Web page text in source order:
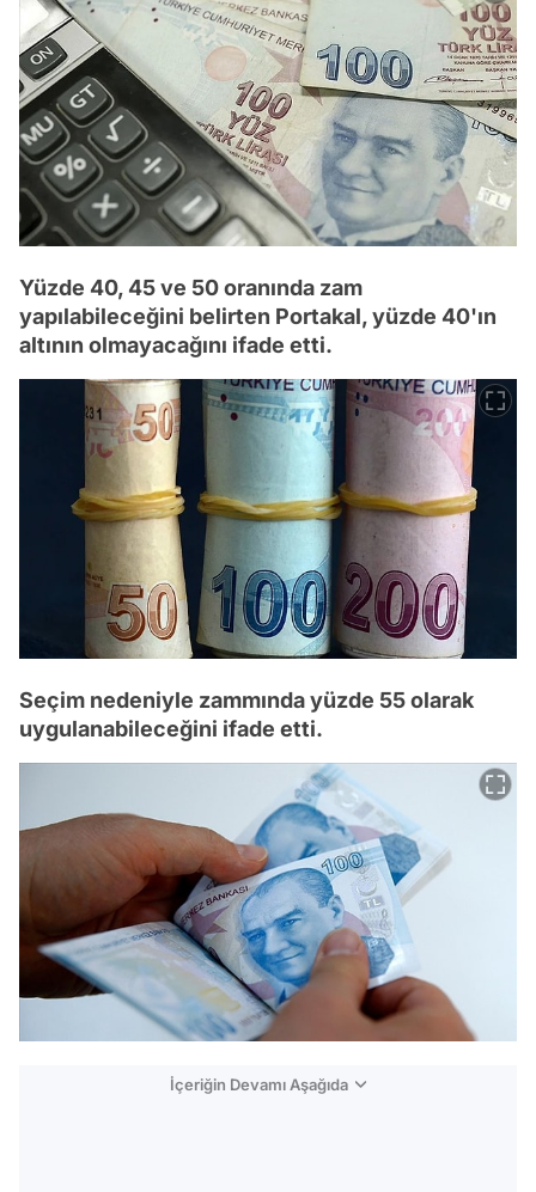
Yüzde 40, 45 ve 50 oranında zam
yapılabileceğini belirten Portakal, yüzde 40'ın
altının olmayacağını ifade etti.
Seçim nedeniyle zammında yüzde 55 olarak
uygulanabileceğini ifade etti.
İçeriğin Devamı Aşağıda